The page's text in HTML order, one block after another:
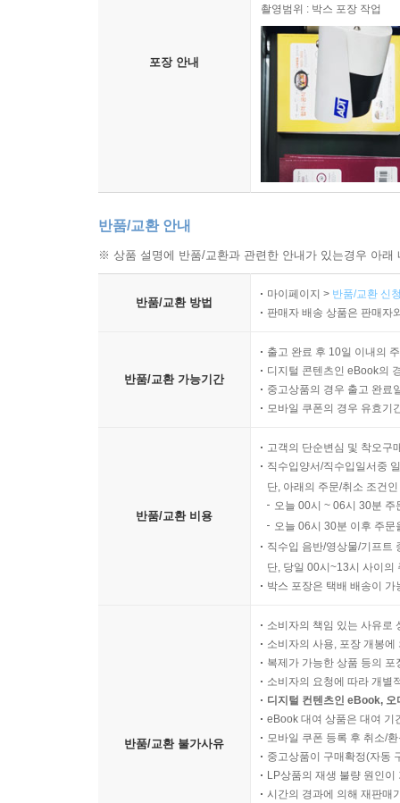
포장 안내
촬영범위 : 박스 포장 작업
반품/교환 안내
※ 상품 설명에 반품/교환과 관련한 안내가 있는경우 아
반품/교환 방법
마이페이지 > 반품/교환 신
판매자 배송 상품은 판매자
반품/교환 가능기간
출고 완료 후 10일 이내의
디지털 콘텐츠인 eBook의
중고상품의 경우 출고 완료
모바일 쿠폰의 경우 유효기
반품/교환 비용
고객의 단순변심 및 착오구
직수입양서/직수입일서중
단, 아래의 주문/취소 조건
오늘 00시 ~ 06시 30분
오늘 06시 30분 이후 주
직수입 음반/영상물/기프트
단, 당일 00시~13시 사이의
박스 포장은 택배 배송이
반품/교환 불가사유
소비자의 책임 있는 사유로
소비자의 사용, 포장 개봉
복제가 가능한 상품 등의
소비자의 요청에 따라 개별
디지털 컨텐츠인 eBook,
eBook 대여 상품은 대여 기
모바일 쿠폰 등록 후 취소/
중고상품이 구매확정(자동
LP상품의 재생 불량 원인
시간의 경과에 의해 재판매